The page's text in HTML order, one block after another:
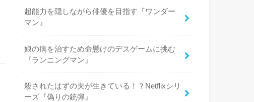
超能力を隠しながら俳優を目指す『ワンダー
マン』
娘の病を治すため命懸けのデスゲームに挑む
『ランニングマン』
殺されたはずの夫が生きている！？Netflixシリ
ーズ『偽りの銃弾』